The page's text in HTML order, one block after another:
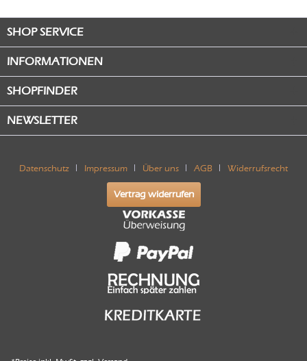
SHOP SERVICE
INFORMATIONEN
SHOPFINDER
NEWSLETTER
Datenschutz Impressum Über uns AGB Widerrufsrecht
Vertrag widerrufen